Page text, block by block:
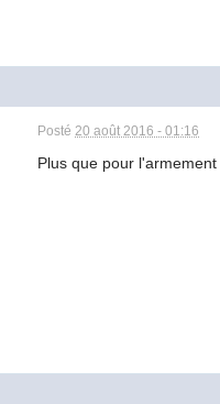
Posté20 août 2016 - 01:16
Plus que pour